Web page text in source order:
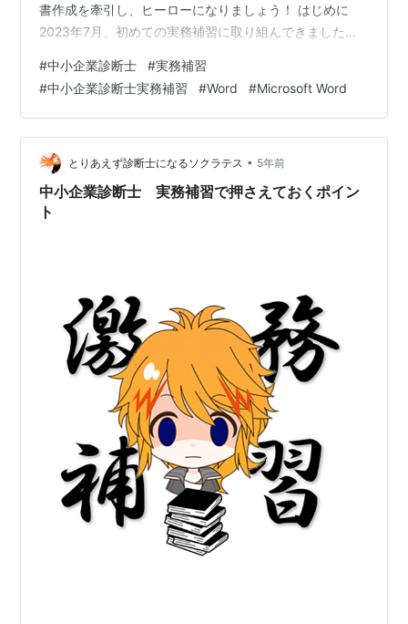
書作成を牽引し、ヒーローになりましょう！ はじめに
2023年7月、初めての実務補習に取り組んできました。
過ごすことができました。 そんな実務補習に際して事前
準備をあれこれ進めていたのですが、一番役に立った準
備が「Wordファイルの編集方法を勉強しておく」でし
た。 （なお、一番ウケた準備は「担当講師が執筆した雑
誌の記事を読んでおく」でした） 実務補習の診断書は細
かな記載ルールが設定…
#中小企業診断士 #実務補習
#中小企業診断士実務補習 #Word #Microsoft Word
とりあえず診断士になるソクラテス • 5年前
中小企業診断士 実務補習で押さえておくポイン
ト